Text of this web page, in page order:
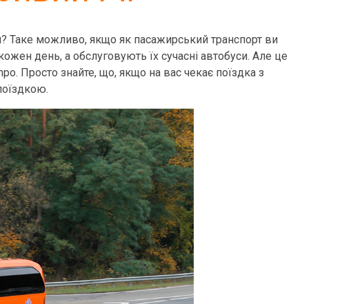
можливо, якщо як пасажирський транспорт ви
день, а обслуговують їх сучасні автобуси. Але це
Просто знайте, що, якщо на вас чекає поїздка з